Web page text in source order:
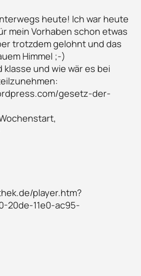
heute! Ich war heute
mein Vorhaben schon etwas
trotzdem gelohnt und das
Himmel ;-)
klasse und wie wär es bei
gesetz-der-
player.htm?
20de-11e0-ac95-